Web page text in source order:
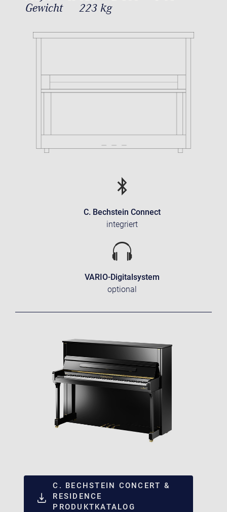
Gewicht
223 kg
C. Bechstein Connect
integriert
VARIO-Digitalsystem
optional
C. BECHSTEIN CONCERT &
RESIDENCE
PRODUKTKATALOG